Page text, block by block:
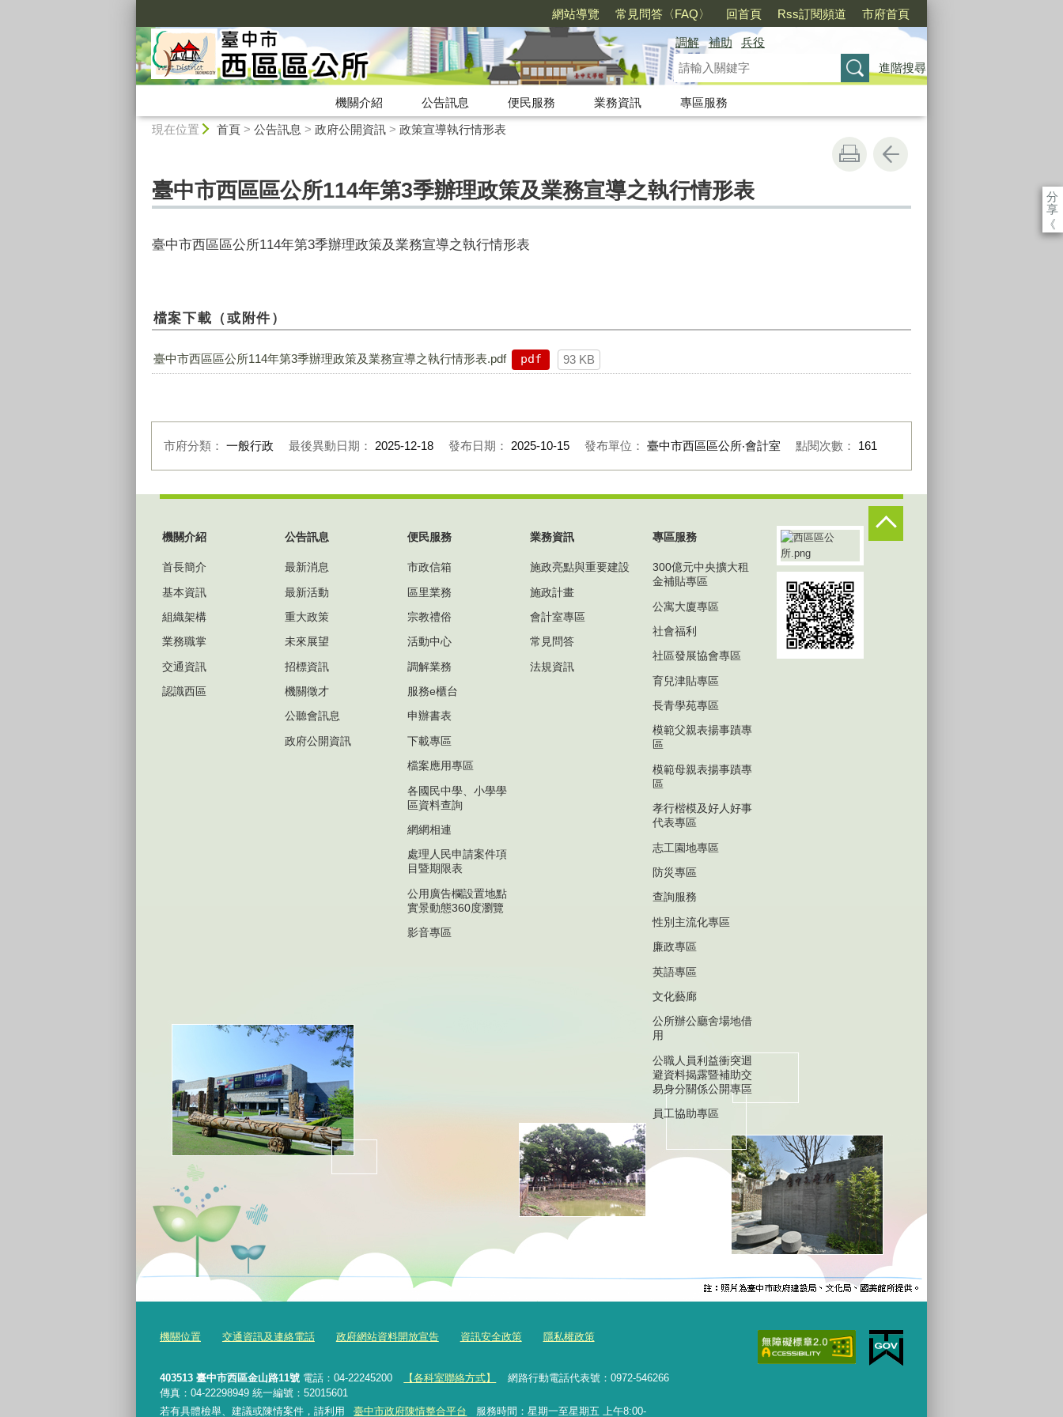
網站導覽 常見問答〈FAQ〉 回首頁 Rss訂閱頻道 市府首頁
調解 補助
兵役
進階搜尋
機關介紹 公告訊息 便民服務 業務資訊
專區服務
現在位置 首頁> 公告訊息 > 政府公開資訊> 政策宣導執行情形表
分
享
《
臺中市西區區公所114年第3季辦理政策及業務宣導之執行情形表
臺中市西區區公所114年第3季辦理政策及業務宣導之執行情形表
檔案下載（或附件）
臺中市西區區公所114年第3季辦理政策及業務宣導之執行情形表.pdf pdf 93 KB
市府分類： 一般行政 最後異動日期： 2025-12-18 發布日期： 2025-10-15 發布單位： 臺中市西區區公所‧會計室 點閱次數： 161
機關介紹
首長簡介
基本資訊
組織架構
業務職掌
交通資訊
認識西區
公告訊息
最新消息
最新活動
重大政策
未來展望
招標資訊
機關徵才
公聽會訊息
政府公開資訊
便民服務
市政信箱
區里業務
宗教禮俗
活動中心
調解業務
服務e櫃台
申辦書表
下載專區
檔案應用專區
各國民中學、小學學
區資料查詢
網網相連
處理人民申請案件項
目暨期限表
公用廣告欄設置地點
實景動態360度瀏覽
影音專區
業務資訊
施政亮點與重要建設
施政計畫
會計室專區
常見問答
法規資訊
專區服務
300億元中央擴大租
金補貼專區
公寓大廈專區
社會福利
社區發展協會專區
育兒津貼專區
長青學苑專區
模範父親表揚事蹟專
區
模範母親表揚事蹟專
區
孝行楷模及好人好事
代表專區
志工園地專區
防災專區
查詢服務
性別主流化專區
廉政專區
英語專區
文化藝廊
公所辦公廳舍場地借
用
公職人員利益衝突迴
避資料揭露暨補助交
易身分關係公開專區
員工協助專區
機關位置 交通資訊及連絡電話 政府網站資料開放宣告 資訊安全政策 隱私權政策
403513 臺中市西區金山路11號 電話：04-22245200 【各科室聯絡方式】
網路行動電話代表號：0972-546266
傳真：04-22298949 統一編號：52015601
若有具體檢舉、建議或陳情案件，請利用
臺中市政府陳情整合平台 服務時間：星期一至星期五 上午8:00-